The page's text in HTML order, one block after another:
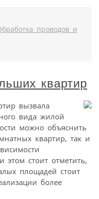
проводов и
квартир
вызвала
вида жилой
можно объяснить
квартир, так и
этом стоит отметить,
площадей стоит
более